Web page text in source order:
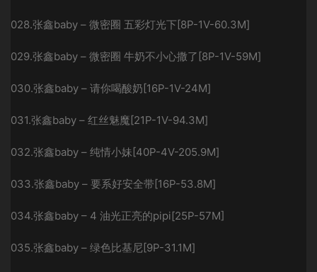
028.张鑫baby – 微密圈 五彩灯光下[8P-1V-60.3M]
029.张鑫baby – 微密圈 牛奶不小心撒了[8P-1V-59M]
030.张鑫baby – 请你喝酸奶[16P-1V-24M]
031.张鑫baby – 红丝魅魔[21P-1V-94.3M]
032.张鑫baby – 纯情小妹[40P-4V-205.9M]
033.张鑫baby – 要系好安全带[16P-53.8M]
034.张鑫baby – 4 油光正亮的pipi[25P-57M]
035.张鑫baby – 绿色比基尼[9P-31.1M]